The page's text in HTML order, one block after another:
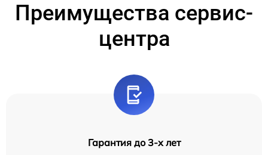
Преимущества сервис-
центра
Гарантия до 3-х лет